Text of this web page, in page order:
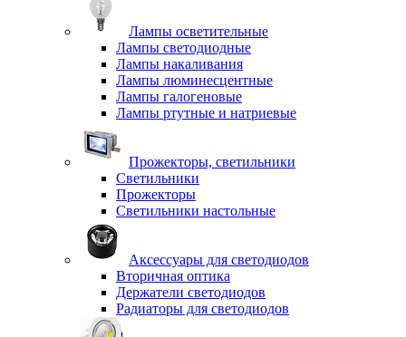
Лампы осветительные
Лампы светодиодные
Лампы накаливания
Лампы люминесцентные
Лампы галогеновые
Лампы ртутные и натриевые
Прожекторы, светильники
Светильники
Прожекторы
Светильники настольные
Аксессуары для светодиодов
Вторичная оптика
Держатели светодиодов
Радиаторы для светодиодов